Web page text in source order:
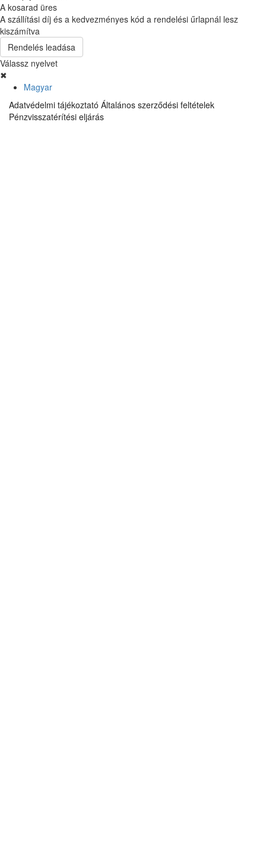
A kosarad üres
A szállítási díj és a kedvezményes kód a rendelési űrlapnál lesz
kiszámítva
Rendelés leadása
Válassz nyelvet
✖
Magyar
Adatvédelmi tájékoztató Általános szerződési feltételek
Pénzvisszatérítési eljárás